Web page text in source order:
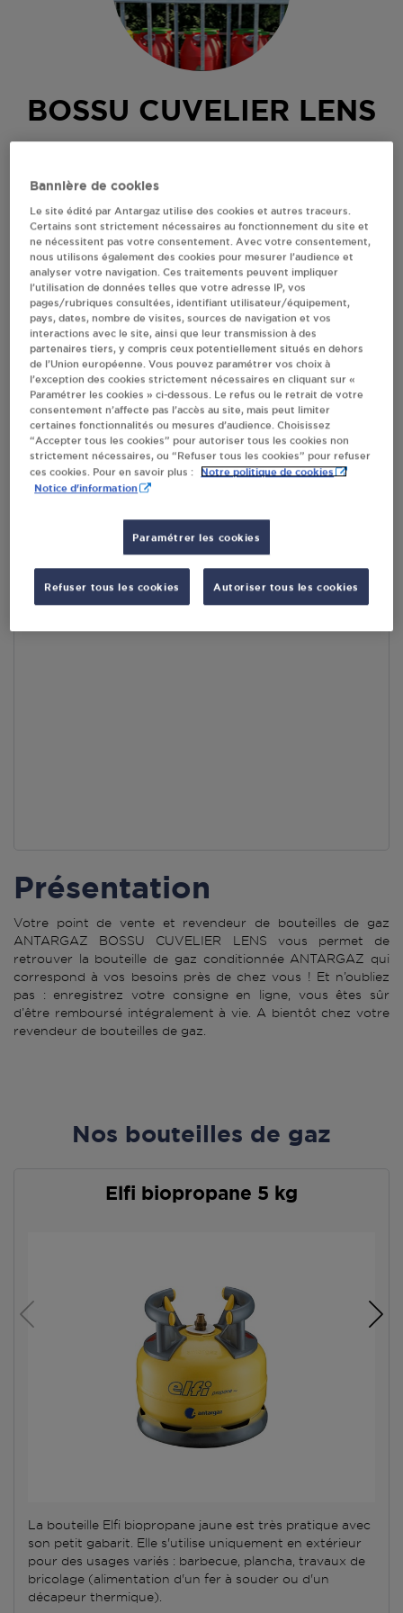
BOSSU CUVELIER LENS
S'Y RENDRE
AFFICHER LE TÉLÉPHONE
RECEVOIR LES COORDONNÉES DU REVENDEUR
En cliquant sur « S’y rendre », j’autorise le traitement
d’informations (dont mon adresse IP) et leur transfert hors UE
par Google Maps afin d’afficher la carte.
En savoir plus
Accès
Présentation
Votre point de vente et revendeur de bouteilles de gaz
ANTARGAZ BOSSU CUVELIER LENS vous permet de
retrouver la bouteille de gaz conditionnée ANTARGAZ qui
correspond à vos besoins près de chez vous ! Et n’oubliez
pas : enregistrez votre consigne en ligne, vous êtes sûr
d’être remboursé intégralement à vie. A bientôt chez votre
revendeur de bouteilles de gaz.
Nos bouteilles de gaz
Elfi biopropane 5 kg
La bouteille Elfi biopropane jaune est très pratique avec
son petit gabarit. Elle s'utilise uniquement en extérieur
pour des usages variés : barbecue, plancha, travaux de
bricolage (alimentation d'un fer à souder ou d'un
décapeur thermique).
Bannière de cookies
Le site édité par Antargaz utilise des cookies et autres traceurs.
Certains sont strictement nécessaires au fonctionnement du site et
ne nécessitent pas votre consentement. Avec votre consentement,
nous utilisons également des cookies pour mesurer l’audience et
analyser votre navigation. Ces traitements peuvent impliquer
l’utilisation de données telles que votre adresse IP, vos
pages/rubriques consultées, identifiant utilisateur/équipement,
pays, dates, nombre de visites, sources de navigation et vos
interactions avec le site, ainsi que leur transmission à des
partenaires tiers, y compris ceux potentiellement situés en dehors
de l’Union européenne. Vous pouvez paramétrer vos choix à
l’exception des cookies strictement nécessaires en cliquant sur «
Paramétrer les cookies » ci-dessous. Le refus ou le retrait de votre
consentement n’affecte pas l’accès au site, mais peut limiter
certaines fonctionnalités ou mesures d’audience. Choisissez
“Accepter tous les cookies” pour autoriser tous les cookies non
strictement nécessaires, ou “Refuser tous les cookies” pour refuser
ces cookies. Pour en savoir plus :
Notre politique de cookies
Notice d'information
Paramétrer les cookies
Refuser tous les cookies Autoriser tous les cookies